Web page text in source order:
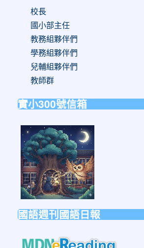
校長
國小部主任
教務組夥伴們
學務組夥伴們
兒輔組夥伴們
教師群
實小300號信箱
https://
國語週刊國語日報